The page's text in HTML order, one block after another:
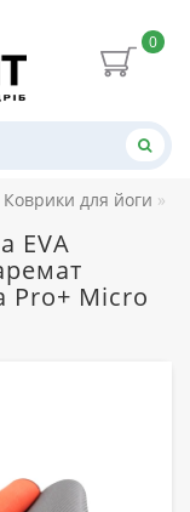
0
Коврики для йоги
EVA
Pro+ Micro